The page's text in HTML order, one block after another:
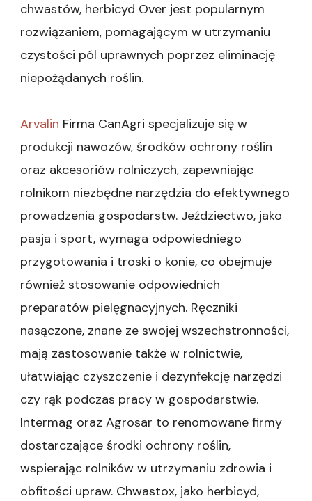
chwastów, herbicyd Over jest popularnym
rozwiązaniem, pomagającym w utrzymaniu
czystości pól uprawnych poprzez eliminację
niepożądanych roślin.
Arvalin Firma CanAgri specjalizuje się w
produkcji nawozów, środków ochrony roślin
oraz akcesoriów rolniczych, zapewniając
rolnikom niezbędne narzędzia do efektywnego
prowadzenia gospodarstw. Jeździectwo, jako
pasja i sport, wymaga odpowiedniego
przygotowania i troski o konie, co obejmuje
również stosowanie odpowiednich
preparatów pielęgnacyjnych. Ręczniki
nasączone, znane ze swojej wszechstronności,
mają zastosowanie także w rolnictwie,
ułatwiając czyszczenie i dezynfekcję narzędzi
czy rąk podczas pracy w gospodarstwie.
Intermag oraz Agrosar to renomowane firmy
dostarczające środki ochrony roślin,
wspierając rolników w utrzymaniu zdrowia i
obfitości upraw. Chwastox, jako herbicyd,